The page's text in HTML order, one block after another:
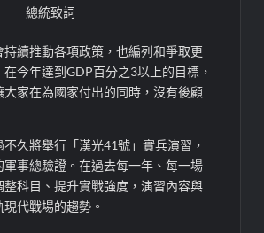
總統致詞
續推動各項政策，也編列和爭取更
今年達到GDP百分之3以上的目標，
大家在為國家付出的同時，沒有後顧
久將舉行「漢光41號」實兵演習，
軍事總驗證。在過去每一年、每一場
整科目、提升實戰強度，演習內容與
代戰場的趨勢。